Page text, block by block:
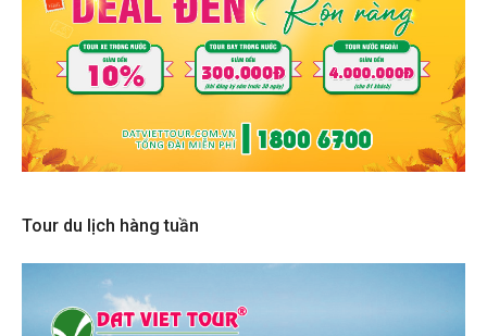
Tour du lịch hàng tuần